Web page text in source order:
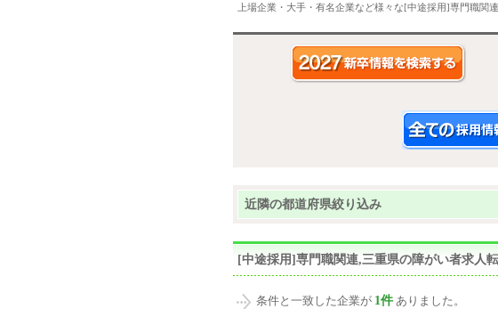
上場企業・大手・有名企業など様々な[中途採用]専門職関
近隣の都道府県絞り込み
[中途採用]専門職関連,三重県の障がい者求人
条件と一致した企業が 1件 ありました。